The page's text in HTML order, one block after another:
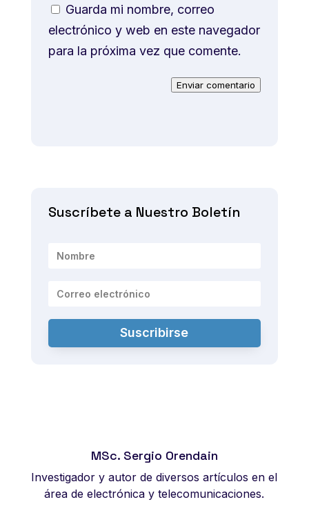
MSc. Sergio Orendain
Investigador y autor de diversos artículos en el
área de electrónica y telecomunicaciones.
Guarda mi nombre, correo
electrónico y web en este navegador
para la próxima vez que comente.
Enviar comentario
Suscríbete a Nuestro Boletín
Suscribirse